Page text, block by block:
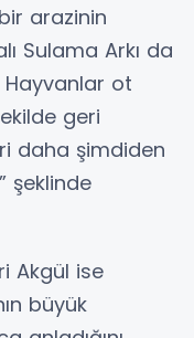
arazinin
Sulama Arkı da
Hayvanlar ot
geri
daha şimdiden
şeklinde
Akgül ise
büyük